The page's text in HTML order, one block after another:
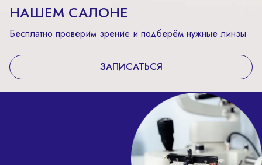
НАШЕМ САЛОНЕ
Бесплатно проверим зрение и подберём нужные линзы
ЗАПИСАТЬСЯ